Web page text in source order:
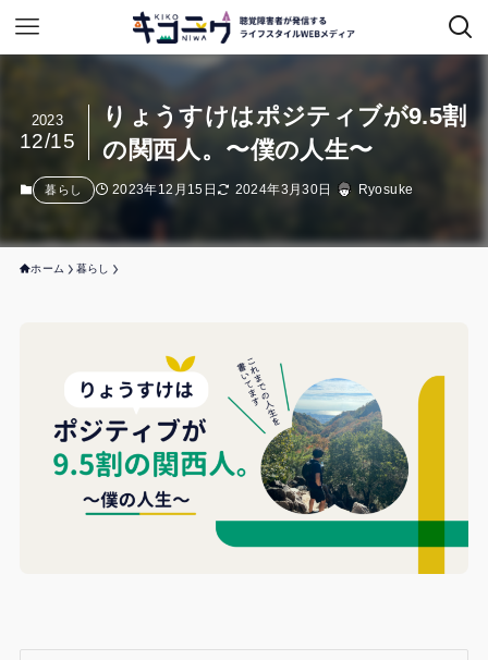
りょうすけはポジティブが9.5割
の関西人。〜僕の人生〜
2023
12/15
暮らし 2023年12月15日 2024年3月30日 Ryosuke
ホーム 暮らし